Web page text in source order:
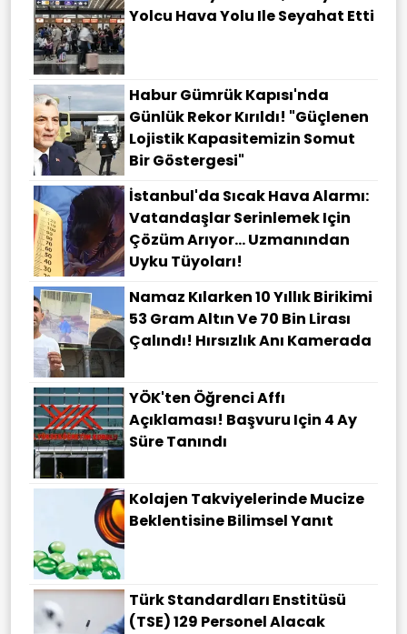
Yolcu Hava Yolu Ile Seyahat Etti
Habur Gümrük Kapısı'nda
Günlük Rekor Kırıldı! "Güçlenen
Lojistik Kapasitemizin Somut
Bir Göstergesi"
İstanbul'da Sıcak Hava Alarmı:
Vatandaşlar Serinlemek Için
Çözüm Arıyor... Uzmanından
Uyku Tüyoları!
Namaz Kılarken 10 Yıllık Birikimi
53 Gram Altın Ve 70 Bin Lirası
Çalındı! Hırsızlık Anı Kamerada
YÖK'ten Öğrenci Affı
Açıklaması! Başvuru Için 4 Ay
Süre Tanındı
Kolajen Takviyelerinde Mucize
Beklentisine Bilimsel Yanıt
Türk Standardları Enstitüsü
(TSE) 129 Personel Alacak